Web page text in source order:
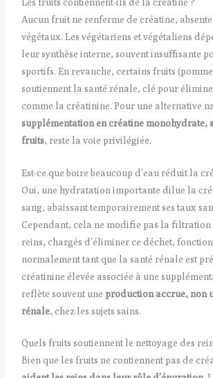
Aucun fruit ne renferme de créatine,
végétaux. Les végétariens et végétaliens
leur synthèse interne, souvent insuffisante
sportifs. En revanche, certains fruits
soutiennent la santé rénale, clé pour
comme la créatinine. Pour une alternative
supplémentation en créatine monohydrate,
fruits, reste la voie privilégiée.
Est-ce que boire beaucoup d’eau réduit la
Oui, une hydratation importante dilue la
sang, abaissant temporairement ses taux
Cependant, cela ne modifie pas la filtration
reins, chargés d’éliminer ce déchet,
normalement tant que la santé rénale est
créatinine élevée associée à une
reflète souvent une production accrue, non
rénale, chez les sujets sains.
Quels fruits soutiennent le nettoyage des
Bien que les fruits ne contiennent pas de